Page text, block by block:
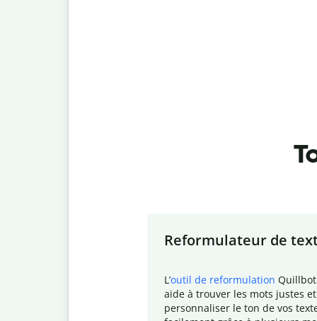
Reformulateur de
L ’outil de reformulation
aide à trouver les mots justes
personnaliser le ton de vos